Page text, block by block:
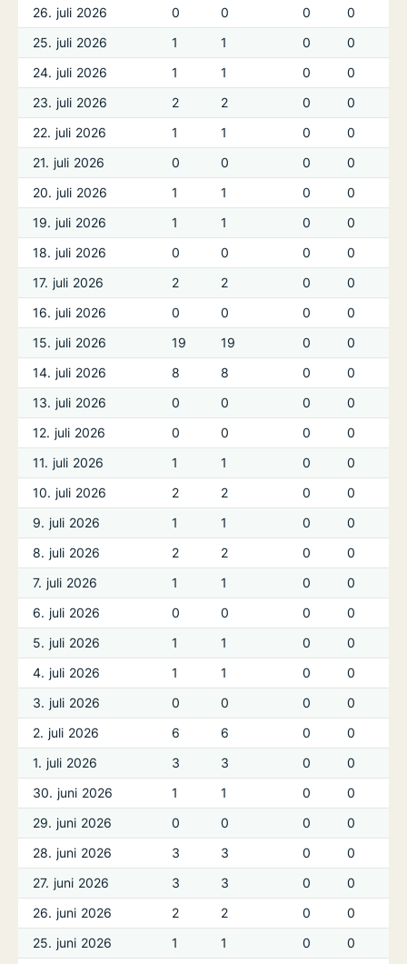
26. juli 2026
0 0 0
0
25. juli 2026
1 1 0
0
24. juli 2026
1 1 0
0
23. juli 2026
2 2 0
0
22. juli 2026
1 1 0
0
21. juli 2026
0 0 0
0
20. juli 2026
1 1 0
0
19. juli 2026
1 1 0
0
18. juli 2026
0 0 0
0
17. juli 2026
2 2 0
0
16. juli 2026
0 0 0
0
15. juli 2026
19 19 0
0
14. juli 2026
8 8 0
0
13. juli 2026
0 0 0
0
12. juli 2026
0 0 0
0
11. juli 2026
1 1 0
0
10. juli 2026
2 2 0
0
9. juli 2026
1 1 0
0
8. juli 2026
2 2 0
0
7. juli 2026
1 1 0
0
6. juli 2026
0 0 0
0
5. juli 2026
1 1 0
0
4. juli 2026
1 1 0
0
3. juli 2026
0 0 0
0
2. juli 2026
6 6 0
0
1. juli 2026
3 3 0
0
30. juni 2026
1 1 0
0
29. juni 2026
0 0 0
0
28. juni 2026
3 3 0
0
27. juni 2026
3 3 0
0
26. juni 2026
2 2 0
0
25. juni 2026
1 1 0 0